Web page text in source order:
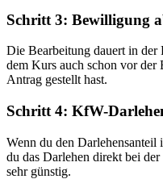
Schritt 3: Bewilligung
Die Bearbeitung dauert in
dem Kurs auch schon vor der
Antrag gestellt hast.
Schritt 4: KfW-
Wenn du den
du das Darlehen direkt bei
sehr günstig.